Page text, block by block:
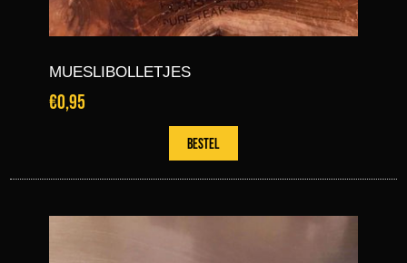
MUESLIBOLLETJES
€0,95